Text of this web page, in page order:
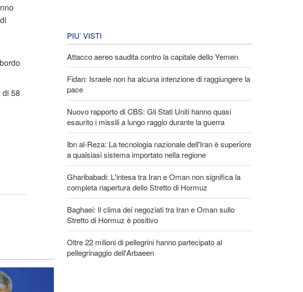
di 58
PIU’ VISTI
Attacco aereo saudita contro la capitale dello Yemen
Fidan: Israele non ha alcuna intenzione di raggiungere la
pace
Nuovo rapporto di CBS: Gli Stati Uniti hanno quasi
esaurito i missili a lungo raggio durante la guerra
Ibn al-Reza: La tecnologia nazionale dell'Iran è superiore
a qualsiasi sistema importato nella regione
Gharibabadi: L'intesa tra Iran e Oman non significa la
completa riapertura dello Stretto di Hormuz
Baghaei: Il clima dei negoziati tra Iran e Oman sullo
Stretto di Hormuz è positivo
Oltre 22 milioni di pellegrini hanno partecipato al
pellegrinaggio dell'Arbaeen